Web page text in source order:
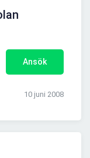
Ansök
10 juni 2008